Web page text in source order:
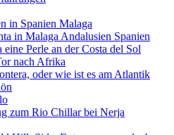
in Spanien Malaga
in Malaga Andalusien Spanien
eine Perle an der Costa del Sol
nach Afrika
oder wie ist es am Atlantik
zum Rio Chillar bei Nerja